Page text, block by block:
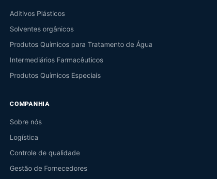
Aditivos Plásticos
Solventes orgânicos
Produtos Químicos para Tratamento de Água
Intermediários Farmacêuticos
Produtos Químicos Especiais
COMPANHIA
Sobre nós
Logística
Controle de qualidade
Gestão de Fornecedores